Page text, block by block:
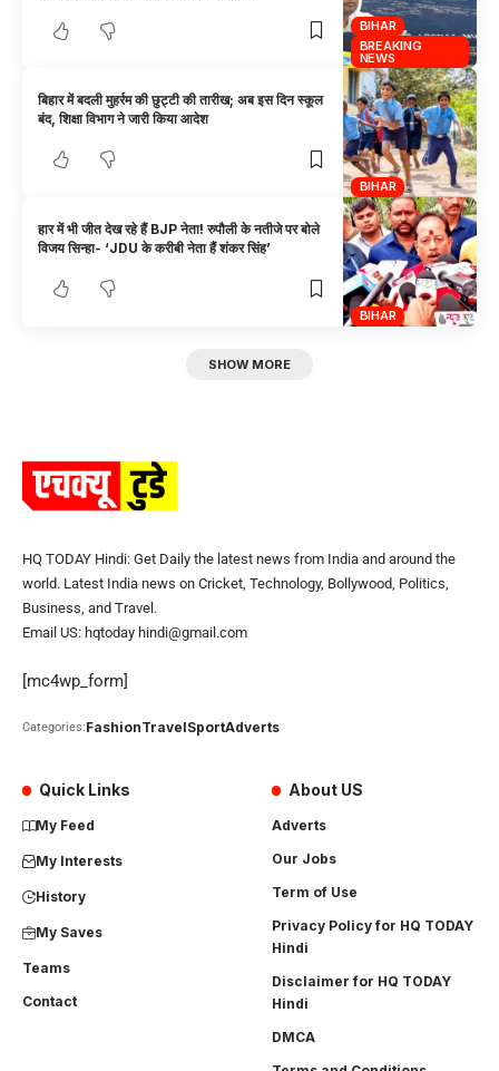
BIHAR
BREAKING
NEWS
BIHAR
बिहार में बदली मुहर्रम की छुट्टी की तारीख; अब इस दिन स्कूल
बंद, शिक्षा विभाग ने जारी किया आदेश
BIHAR
हार में भी जीत देख रहे हैं BJP नेता! रुपौली के नतीजे पर बोले
विजय सिन्हा- ‘JDU के करीबी नेता हैं शंकर सिंह’
SHOW MORE
HQ TODAY Hindi: Get Daily the latest news from India and around the
world. Latest India news on Cricket, Technology, Bollywood, Politics,
Business, and Travel.
Email US: hqtoday hindi@gmail.com
[mc4wp_form]
Categories:FashionTravelSportAdverts
Quick Links
My Feed
My Interests
History
My Saves
Teams
Contact
About US
Adverts
Our Jobs
Term of Use
Privacy Policy for HQ TODAY
Hindi
Disclaimer for HQ TODAY
Hindi
DMCA